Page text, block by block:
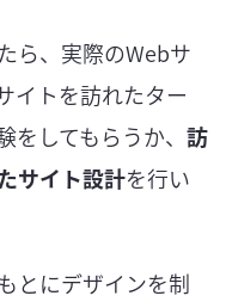
ら、実際のWebサ
イトを訪れたター
してもらうか、 訪
サイト設計を行い
とにデザインを制